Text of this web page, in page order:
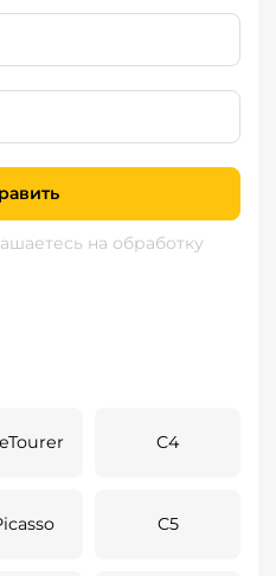
на обработку
C4
C5